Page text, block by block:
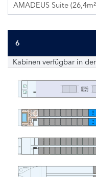
AMADEUS Suite
6
Kabinen verfügbar in
311
312